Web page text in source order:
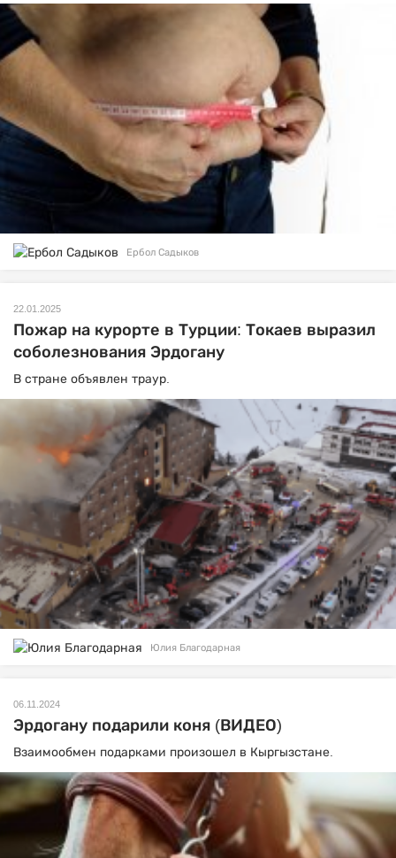
Ербол Садыков
22.01.2025
Пожар на курорте в Турции: Токаев выразил
соболезнования Эрдогану
В стране объявлен траур.
Юлия Благодарная
06.11.2024
Эрдогану подарили коня (ВИДЕО)
Взаимообмен подарками произошел в Кыргызстане.